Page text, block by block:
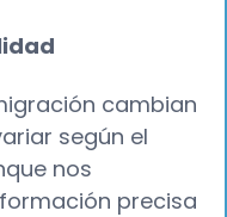
cambian
según el
nos
precisa